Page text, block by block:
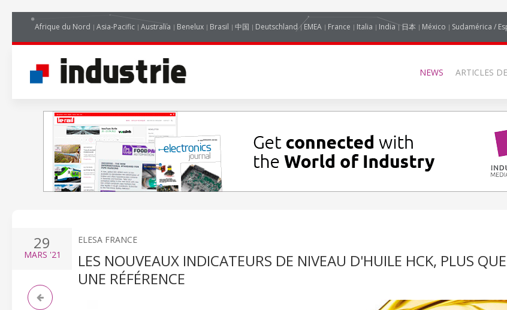
Afrique du Nord Asia-Pacific Australia Benelux Brasil 中国 Deutschland EMEA France Italia India 日本 México Sudamérica /
NEWS ARTICLES
29
MARS '21
ELESA FRANCE
LES NOUVEAUX INDICATEURS DE NIVEAU D'HUILE HCK, PLUS
UNE RÉFÉRENCE